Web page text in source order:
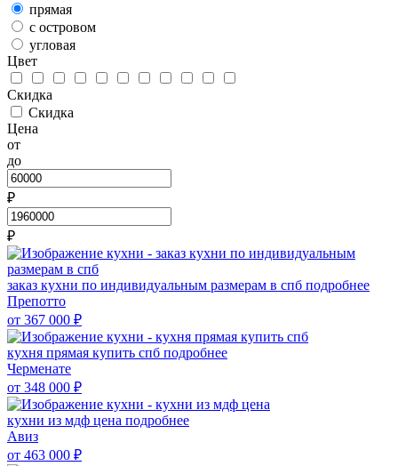
прямая
с островом
угловая
Цвет
Скидка
Скидка
Цена
от
до
₽
₽
заказ кухни по индивидуальным размерам в спб подробнее
Препотто
от 367 000 ₽
кухня прямая купить спб подробнее
Черменате
от 348 000 ₽
кухни из мдф цена подробнее
Авиз
от 463 000 ₽